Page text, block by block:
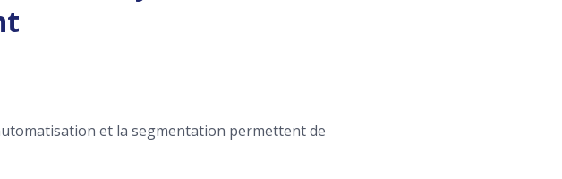
et la segmentation permettent de